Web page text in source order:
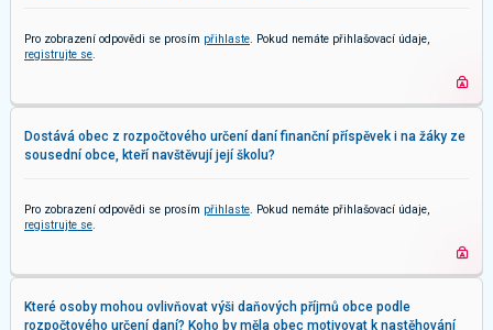
Pro zobrazení odpovědi se prosím přihlaste . Pokud nemáte přihlašovací údaje,
registrujte se
Dostává obec z rozpočtového určení daní finanční příspěvek i na žáky ze
sousední obce, kteří navštěvují její školu?
Pro zobrazení odpovědi se prosím přihlaste . Pokud nemáte přihlašovací údaje,
registrujte se
Které osoby mohou ovlivňovat výši daňových příjmů obce podle
rozpočtového určení daní? Koho by měla obec motivovat k nastěhování